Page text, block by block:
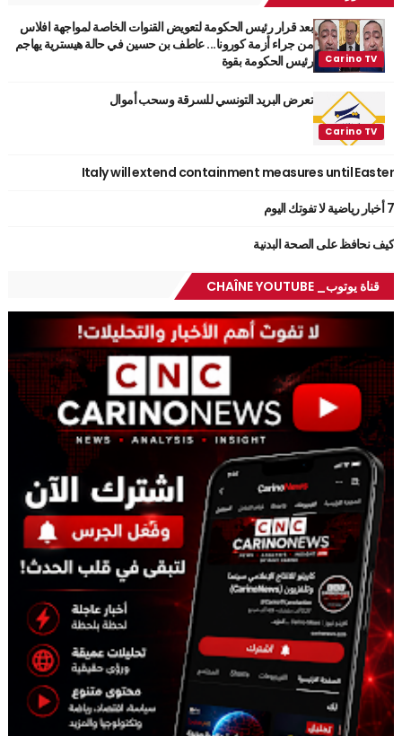
بعد قرار رئيس الحكومة لتعويض القنوات الخاصة لمواجهة افلاس
من جراء أزمة كورونا... عاطف بن حسين في حالة هيسترية يهاجم
رئيس الحكومة بقوة
تعرض البريد التونسي للسرقة وسحب أموال
Italy will extend containment measures until Easter
7 أخبار رياضية لا تفوتك اليوم
كيف نحافظ على الصحة البدنية
قناة يوتوب_ CHAÎNE YOUTUBE